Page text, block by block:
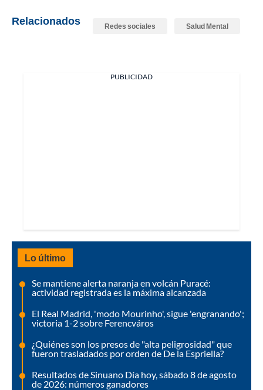
Relacionados Redes sociales Salud Mental
PUBLICIDAD
Lo último
Se mantiene alerta naranja en volcán Puracé:
actividad registrada es la máxima alcanzada
El Real Madrid, 'modo Mourinho', sigue 'engranando';
victoria 1-2 sobre Ferencváros
¿Quiénes son los presos de "alta peligrosidad" que
fueron trasladados por orden de De la Espriella?
Resultados de Sinuano Día hoy, sábado 8 de agosto
de 2026: números ganadores